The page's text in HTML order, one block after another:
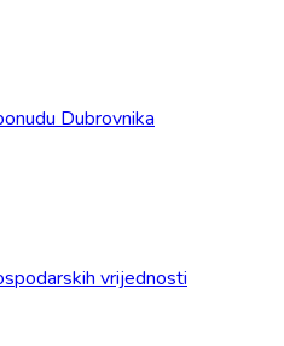
Dubrovnika
vrijednosti